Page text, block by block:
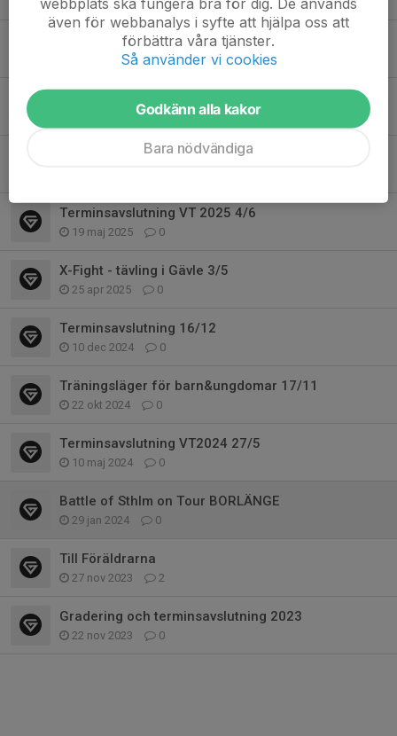
Terminsavslutning HT 2025 15/12
17 nov 2025 0
0
Sommarträning BJJ 11-14
Terminsavslutning VT 2025 4/6
19 maj 2025 0
X-Fight - tävling i Gävle 3/5
25 apr 2025 0
Terminsavslutning 16/12
10 dec 2024 0
Träningsläger för barn&ungdomar 17/11
22 okt 2024 0
Terminsavslutning VT2024 27/5
10 maj 2024 0
Battle of Sthlm on Tour BORLÄNGE
29 jan 2024 0
Till Föräldrarna
27 nov 2023 2
Gradering och terminsavslutning 2023
22 nov 2023 0
även för webbanalys i syfte att hjälpa oss att
förbättra våra tjänster.
Så använder vi cookies
Godkänn alla kakor
Bara nödvändiga